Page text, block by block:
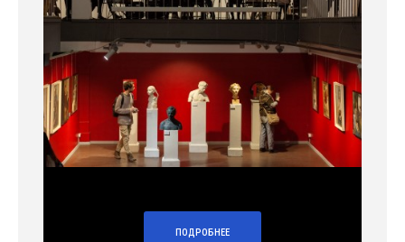
ПОДРОБНЕЕ